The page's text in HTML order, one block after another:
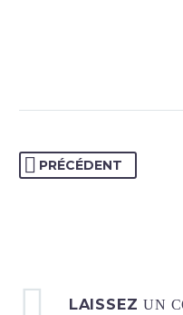
PRÉCÉDENT
LAISSEZUN